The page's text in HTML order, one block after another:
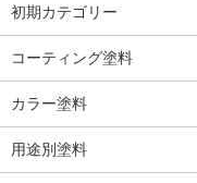
初期カテゴリー
コーティング塗料
カラー塗料
用途別塗料